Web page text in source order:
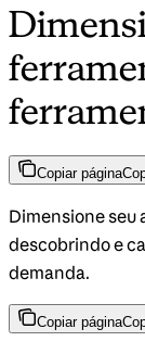
Copiar página
Dimensione seu
descobrindo e
demanda.
Copiar página